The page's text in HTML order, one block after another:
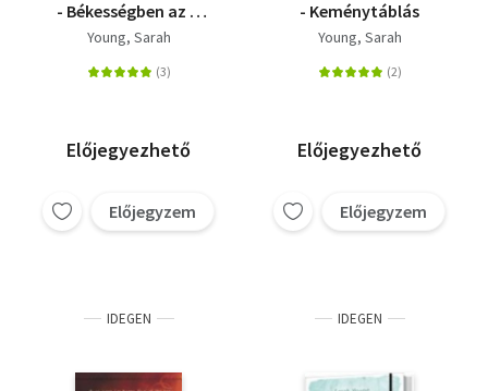
- Békességben az Ő
Jelenlétében -
napjára
Young, Sarah
Előjegyezhető
Előjegyzem
- Keménytáblás
Young, Sarah
Előjegyezhető
Előjegyzem
IDEGEN IDEGEN